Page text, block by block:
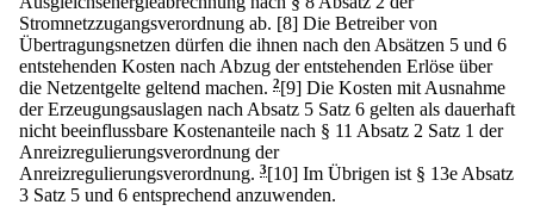
Stromnetzzugangsverordnung ab. [8] Die Betreiber von
Übertragungsnetzen dürfen die ihnen nach den Absätzen 5 und 6
entstehenden Kosten nach Abzug der entstehenden Erlöse über
die Netzentgelte geltend machen. 2[9] Die Kosten mit Ausnahme
der Erzeugungsauslagen nach Absatz 5 Satz 6 gelten als dauerhaft
nicht beeinflussbare Kostenanteile nach § 11 Absatz 2 Satz 1 der
Anreizregulierungsverordnung der
Anreizregulierungsverordnung. 3[10] Im Übrigen ist § 13e Absatz
3 Satz 5 und 6 entsprechend anzuwenden.